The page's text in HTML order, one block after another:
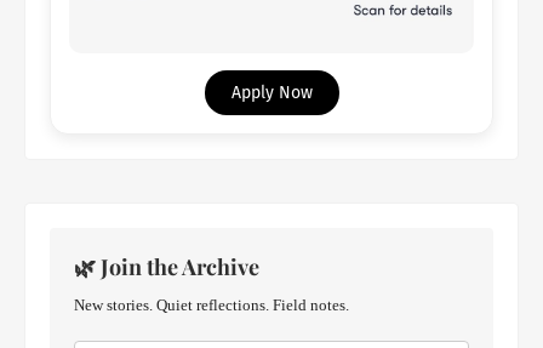
Apply Now
🌿 Join the Archive
New stories. Quiet reflections. Field notes.